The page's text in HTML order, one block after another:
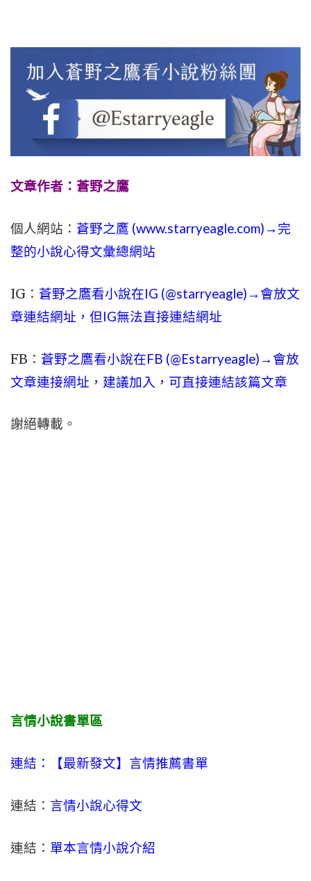
文章作者：蒼野之鷹
個人網站： 蒼野之鷹 (www.starryeagle.com)→完
整的小說心得文彙總網站
IG： 蒼野之鷹看小說在IG (@starryeagle)→會放文
章連結網址，但IG無法直接連結網址
FB： 蒼野之鷹看小說在FB (@Estarryeagle)→會放
文章連接網址，建議加入，可直接連結該篇文章
謝絕轉載。
言情小說書單區
連結：【最新發文】 言情推薦書單
連結： 言情小說心得文
連結： 單本言情小說介紹